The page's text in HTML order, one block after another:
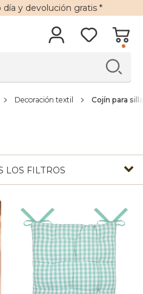
día y devolución gratis*
Decoración textil Cojín para silla
LOS FILTROS